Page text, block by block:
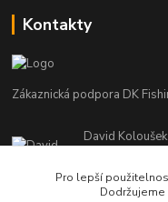
Kontakty
Zákaznická podpora DK
David Koloušek
(Po-Pá, 7-18
Pro lepší
Dodržujeme